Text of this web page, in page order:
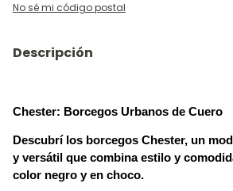
No sé mi código postal
Descripción
Chester: Borcegos Urbanos de Cuero
Descubrí los borcegos Chester, un
yversátil que combina estilo y
color negro y en choco.